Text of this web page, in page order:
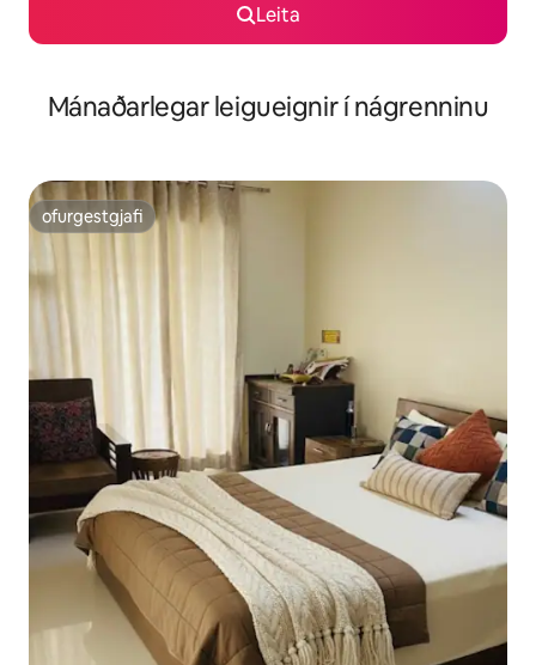
Leita
Mánaðarlegar leigueignir í nágrenninu
ofurgestgjafi
ofurgestgjafi